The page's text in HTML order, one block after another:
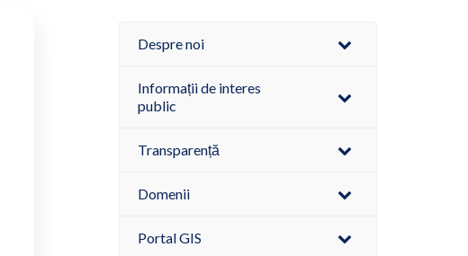
Despre noi
Informații de interes
public
Transparență
Domenii
Portal GIS